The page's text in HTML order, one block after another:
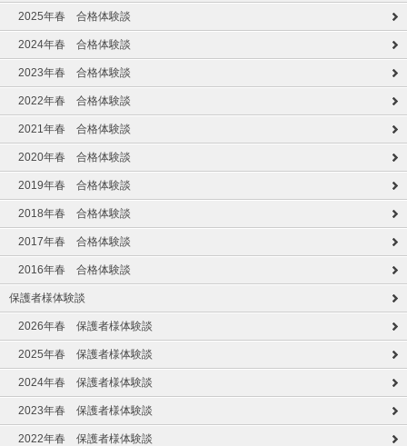
2025年春 合格体験談
2024年春 合格体験談
2023年春 合格体験談
2022年春 合格体験談
2021年春 合格体験談
2020年春 合格体験談
2019年春 合格体験談
2018年春 合格体験談
2017年春 合格体験談
2016年春 合格体験談
保護者様体験談
2026年春 保護者様体験談
2025年春 保護者様体験談
2024年春 保護者様体験談
2023年春 保護者様体験談
2022年春 保護者様体験談